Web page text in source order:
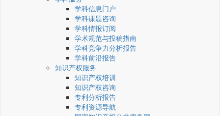
学科信息门户
学科课题咨询
学科情报订阅
学术规范与投稿指南
学科竞争力分析报告
学科前沿报告
知识产权服务
知识产权培训
知识产权咨询
专利分析报告
专利资源导航